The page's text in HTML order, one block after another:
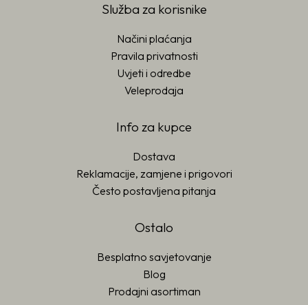
Služba za korisnike
Načini plaćanja
Pravila privatnosti
Uvjeti i odredbe
Veleprodaja
Info za kupce
Dostava
Reklamacije, zamjene i prigovori
Često postavljena pitanja
Ostalo
Besplatno savjetovanje
Blog
Prodajni asortiman